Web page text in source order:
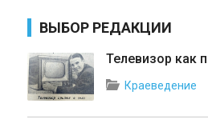
ВЫБОР РЕДАКЦИИ
Телевизор как
Краеведение